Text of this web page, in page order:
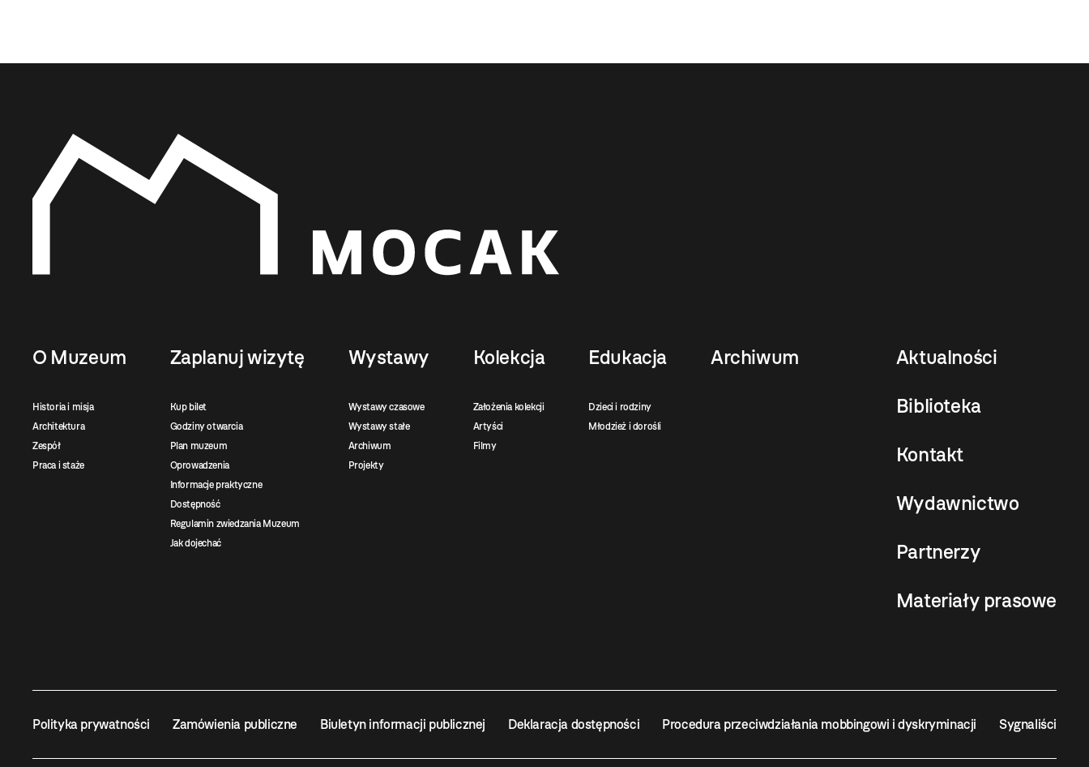
O Muzeum
Historia i misja
Architektura
Zespół
Praca i staże
Zaplanuj wizytę
Kup bilet
Godziny otwarcia
Plan muzeum
Oprowadzenia
Informacje praktyczne
Dostępność
Regulamin zwiedzania Muzeum
Jak dojechać
Wystawy
Wystawy czasowe
Wystawy stałe
Archiwum
Projekty
Kolekcja
Założenia kolekcji
Artyści
Filmy
Edukacja
Dzieci i rodziny
Młodzież i dorośli
Archiwum Aktualności
Biblioteka
Kontakt
Wydawnictwo
Partnerzy
Materiały prasowe
Polityka prywatności Zamówienia publiczne Biuletyn informacji publicznej Deklaracja dostępności Procedura przeciwdziałania mobbingowi i dyskryminacji Sygnaliści